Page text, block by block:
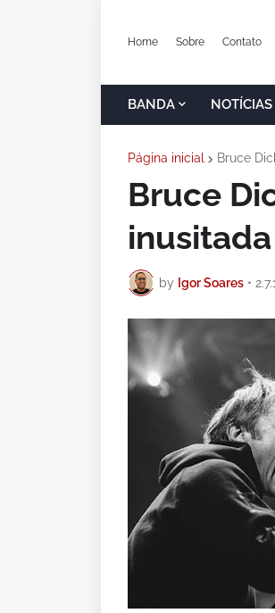
Home Sobre Contato
BANDA NOTÍCIAS
Página inicial Bruce
Bruce
by Igor Soares •